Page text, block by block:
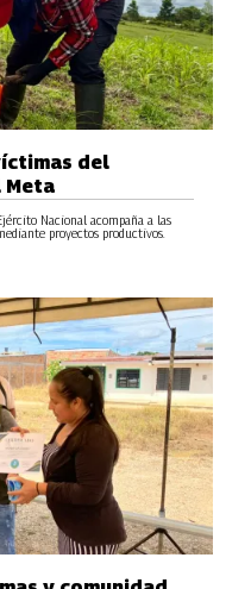
del
Meta
Nacional acompaña a las
proyectos productivos.